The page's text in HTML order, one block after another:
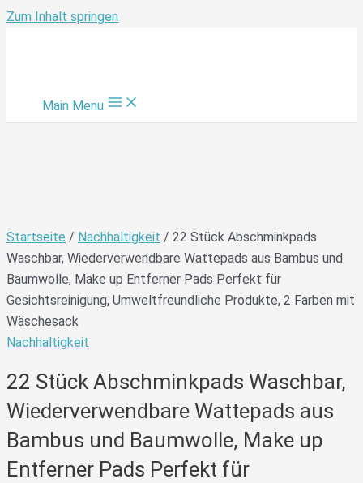
Zum Inhalt springen
Main Menu
Startseite / Nachhaltigkeit / 22 Stück Abschminkpads
Waschbar, Wiederverwendbare Wattepads aus Bambus und
Baumwolle, Make up Entferner Pads Perfekt für
Gesichtsreinigung, Umweltfreundliche Produkte, 2 Farben mit
Wäschesack
Nachhaltigkeit
22 Stück Abschminkpads Waschbar,
Wiederverwendbare Wattepads aus
Bambus und Baumwolle, Make up
Entferner Pads Perfekt für